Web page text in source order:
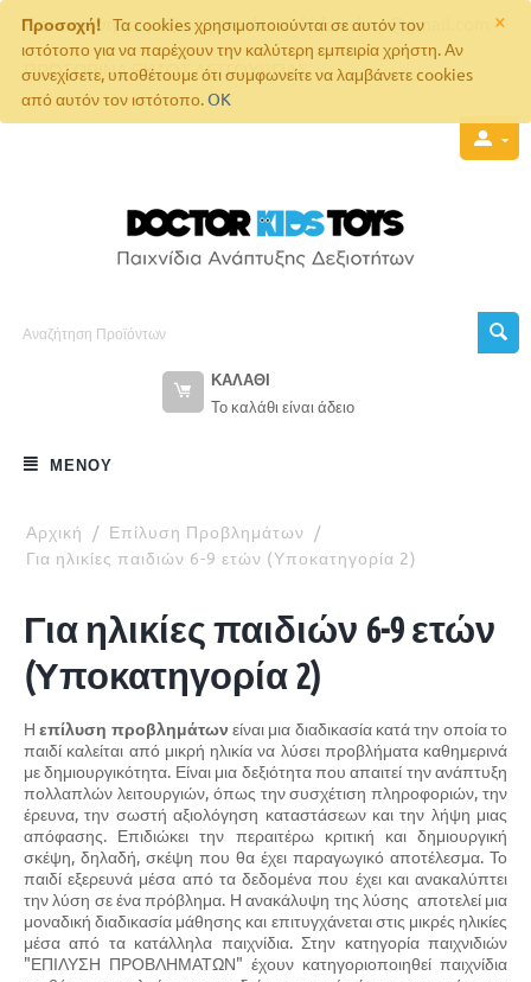
×
Προσοχή! Τα cookies χρησιμοποιούνται σε αυτόν τον
ιστότοπο για να παρέχουν την καλύτερη εμπειρία χρήστη. Αν
συνεχίσετε, υποθέτουμε ότι συμφωνείτε να λαμβάνετε cookies
από αυτόν τον ιστότοπο.OK
Επικοινωνήστε μαζί μας στοdoctorkids.eshop@gmail.com
ΠΡΟΣΩΡΙΝΑ ΕΚΤΟΣ ΛΕΙΤΟΥΡΓΙΑΣ
ΚΑΛΆΘΙ
Το καλάθι είναι άδειο
ΜΕΝΟΎ
Αρχική / Επίλυση Προβλημάτων /
Για ηλικίες παιδιών 6-9 ετών (Υποκατηγορία 2)
Για ηλικίες παιδιών 6-9 ετών
(Υποκατηγορία 2)
Ηεπίλυση προβλημάτων είναι μια διαδικασία κατά την οποία το
παιδί καλείται από μικρή ηλικία να λύσει προβλήματα καθημερινά
με δημιουργικότητα. Είναι μια δεξιότητα που απαιτεί την ανάπτυξη
πολλαπλών λειτουργιών, όπως την συσχέτιση πληροφοριών, την
έρευνα, την σωστή αξιολόγηση καταστάσεων και την λήψη μιας
απόφασης. Επιδιώκει την περαιτέρω κριτική και δημιουργική
σκέψη, δηλαδή, σκέψη που θα έχει παραγωγικό αποτέλεσμα. Το
παιδί εξερευνά μέσα από τα δεδομένα που έχει και ανακαλύπτει
την λύση σε ένα πρόβλημα. Η ανακάλυψη της λύσης αποτελεί μια
μοναδική διαδικασία μάθησης και επιτυγχάνεται στις μικρές ηλικίες
μέσα από τα κατάλληλα παιχνίδια. Στην κατηγορία παιχνιδιών
"ΕΠΙΛΥΣΗ ΠΡΟΒΛΗΜΑΤΩΝ" έχουν κατηγοριοποιηθεί παιχνίδια